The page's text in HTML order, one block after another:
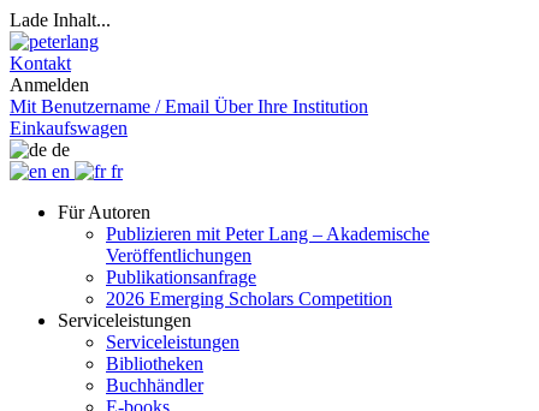
Lade Inhalt...
Kontakt
Anmelden
Mit Benutzername / Email Über Ihre Institution
Einkaufswagen
de
en
fr
Für Autoren
Publizieren mit Peter Lang – Akademische
Veröffentlichungen
Publikationsanfrage
2026 Emerging Scholars Competition
Serviceleistungen
Serviceleistungen
Bibliotheken
Buchhändler
E-books